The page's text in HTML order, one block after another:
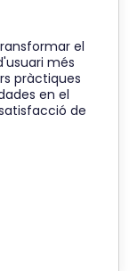
el
més
pràctiques
en el
de